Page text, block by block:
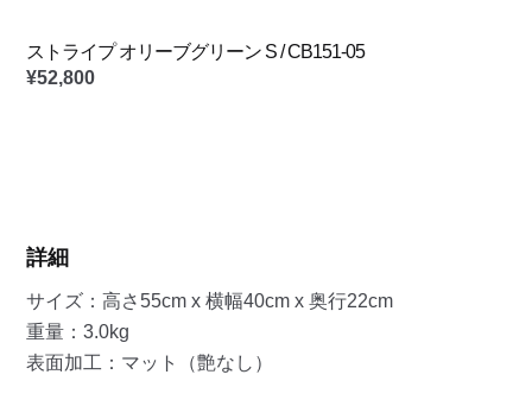
ストライプ オリーブグリーン S / CB151-05
¥52,800
詳細
サイズ：高さ55cm x 横幅40cm x 奥行22cm
重量：3.0kg
表面加工：マット（艶なし）